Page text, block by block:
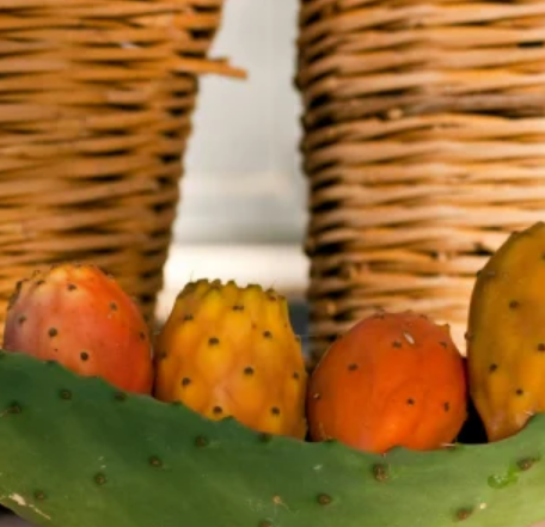
Savons & Gommages
hygiène bucco-
dentaire